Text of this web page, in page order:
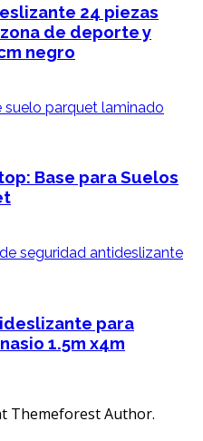
24 piezas
de deporte y
negro
Base para Suelos
para
1.5m x4m
Themeforest Author.